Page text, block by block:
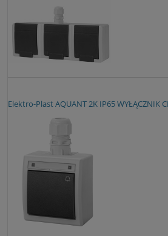
Elektro-Plast AQUANT 2K IP65 WYŁĄCZNIK